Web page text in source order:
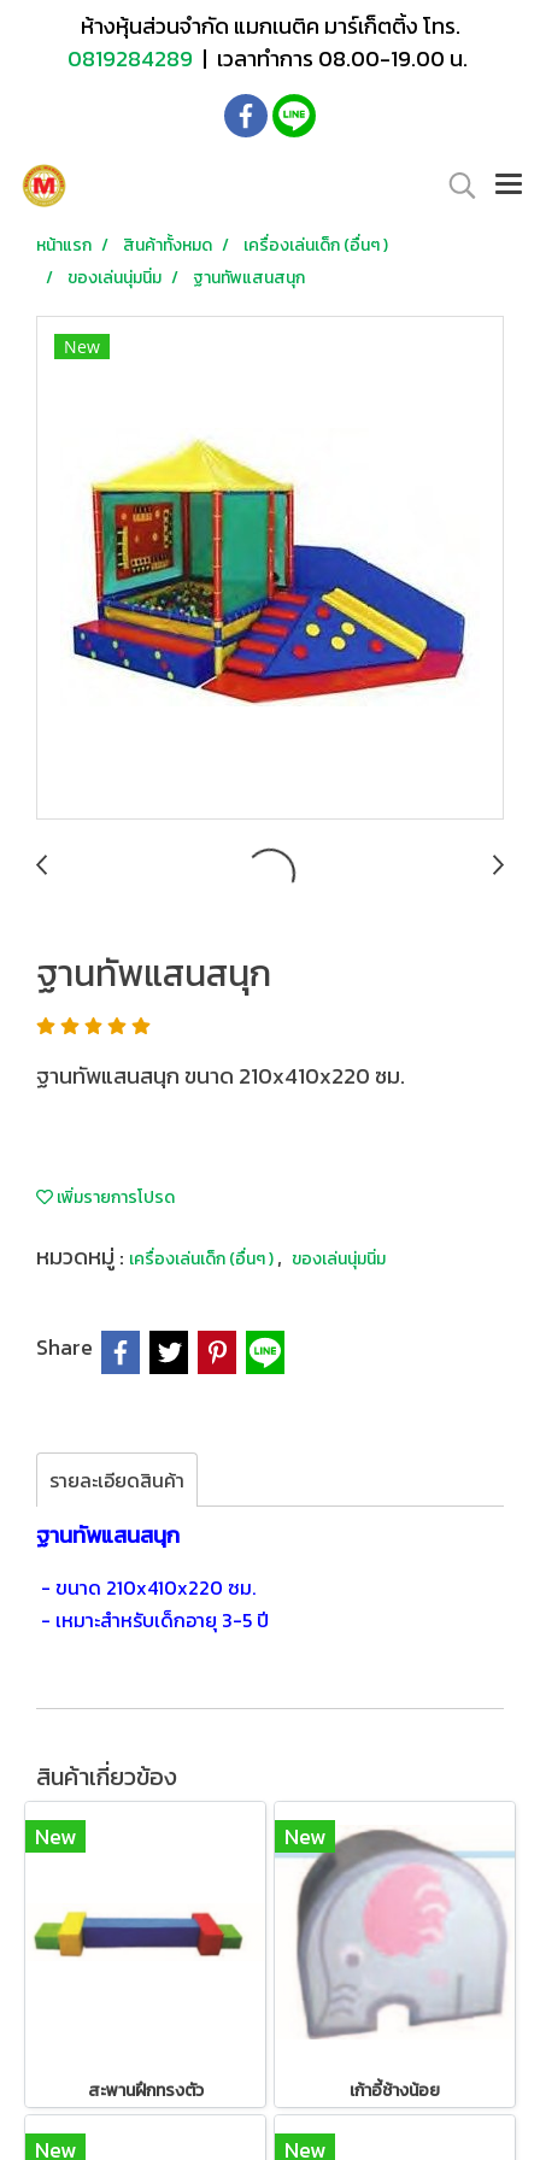
ห้างหุ้นส่วนจำกัด แมกเนติค มาร์เก็ตติ้ง โทร.
0819284289 | เวลาทำการ 08.00-19.00 น.
หน้าแรก สินค้าทั้งหมด
เครื่องเล่นเด็ก (อื่นๆ )
ของเล่นนุ่มนิ่ม
ฐานทัพแสนสนุก
New
ฐานทัพแสนสนุก
ฐานทัพแสนสนุก ขนาด 210x410x220 ซม.
เพิ่มรายการโปรด
หมวดหมู่ : เครื่องเล่นเด็ก (อื่นๆ ), ของเล่นนุ่มนิ่ม
Share
รายละเอียดสินค้า
ฐานทัพแสนสนุก
- ขนาด 210x410x220 ซม.
- เหมาะสำหรับเด็กอายุ 3-5 ปี
สินค้าเกี่ยวข้อง
New
สะพานฝึกทรงตัว
New
เก้าอี้ช้างน้อย
New New